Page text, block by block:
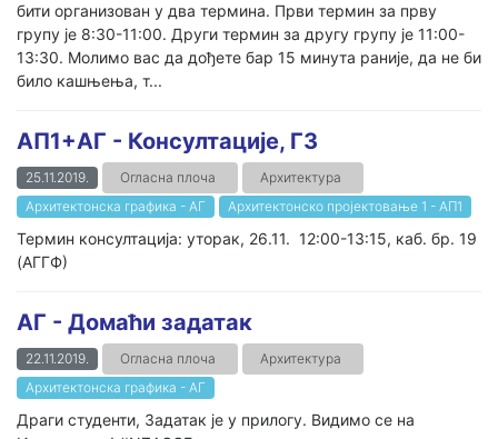
бити организован у два термина. Први термин за прву
групу је 8:30-11:00. Други термин за другу групу је 11:00-
13:30. Молимо вас да дођете бар 15 минута раније, да не би
било кашњења, т...
АП1+АГ - Консултације, Г3
25.11.2019. Огласна плоча
Архитектура
Архитектонска графика - АГ
Архитектонско пројектовање 1 - AП1
Термин консултација: уторак, 26.11. 12:00-13:15, каб. бр. 19
(АГГФ)
АГ - Домаћи задатак
22.11.2019. Огласна плоча
Архитектура
Архитектонска графика - АГ
Драги студенти, Задатак је у прилогу. Видимо се на